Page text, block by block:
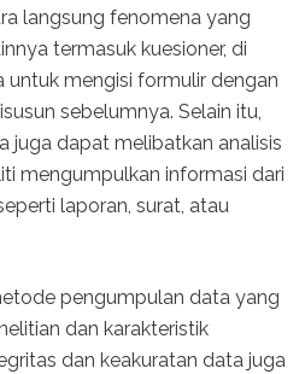
langsung fenomena yang
termasuk kuesioner, di
mengisi formulir dengan
sebelumnya. Selain itu,
juga dapat melibatkan analisis
mengumpulkan informasi dari
laporan, surat, atau
pengumpulan data yang
dan karakteristik
dan keakuratan data juga